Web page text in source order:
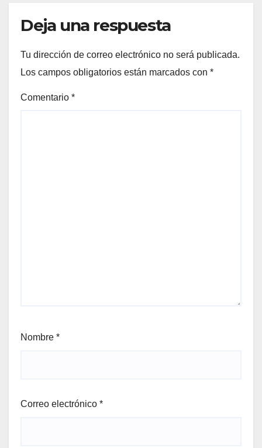
Deja una respuesta
Tu dirección de correo electrónico no será publicada.
Los campos obligatorios están marcados con *
Comentario *
Nombre *
Correo electrónico *